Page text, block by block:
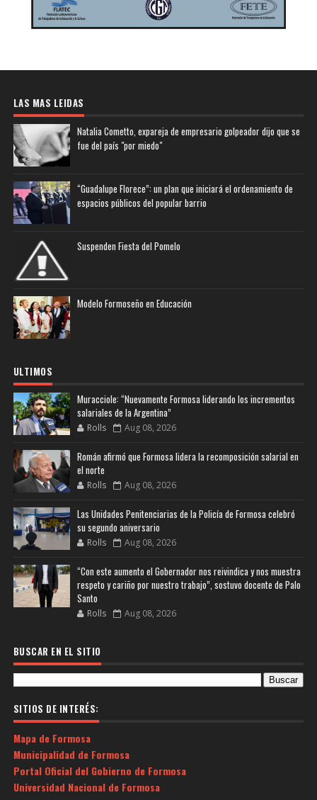
LAS MAS LEIDAS
Natalia Cometto, expareja de empresario golpeador dijo que se
fue del país "por miedo"
“Guadalupe Florece”: un plan que iniciará el ordenamiento de
espacios públicos del popular barrio
Suspenden Fiesta del Pomelo
Modelo Formoseño en Educación
ULTIMOS
Muracciole: “Nuevamente Formosa liderando los incrementos
salariales de la Argentina”
Rolls Aug 08, 2026
Román afirmó que Formosa lidera la recomposición salarial en
el norte
Rolls Aug 08, 2026
Las Unidades Penitenciarias de la Policía de Formosa celebró
su segundo aniversario
Rolls Aug 08, 2026
“Con este aumento el Gobernador nos reivindica y nos muestra
respeto y cariño por nuestro trabajo”, sostuvo docente de Palo
Santo
Rolls Aug 08, 2026
BUSCAR EN EL SITIO
SITIOS DE INTERÉS:
Mapa de Formosa
Municipalidad de Formosa
Portal Oficial del Gobierno de Formosa
Universidad Nacional de Formosa